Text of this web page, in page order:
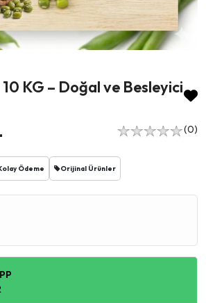
KG – Doğal ve Besleyici
(0)
Ödeme Orijinal Ürünler